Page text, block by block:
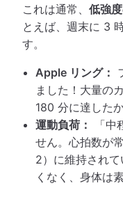
これは通常、 低強
とえば、週末に 3
す。
Apple リング：
ました！大量の
180 分に達した
運動負荷：
「中
せん。心拍数が
2）に維持され
くなく、身体は